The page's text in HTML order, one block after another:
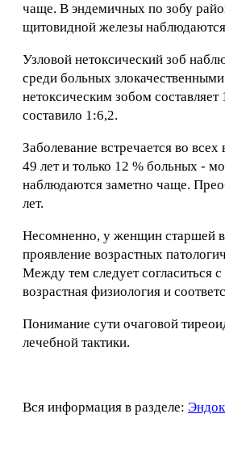
чаще. В эндемичных по зобу
щитовидной железы
Узловой нетоксический зоб
среди больных
нетоксическим зобом
составило 1:6,2.
Заболевание встречается во
49 лет и только 12 % больных -
наблюдаются заметно чаще.
лет.
Несомненно, у женщин старшей
проявление возрастных
Между тем следует согласиться
возрастная физиология и
Понимание сути очаговой
лечебной тактики.
Вся информация в разделе: